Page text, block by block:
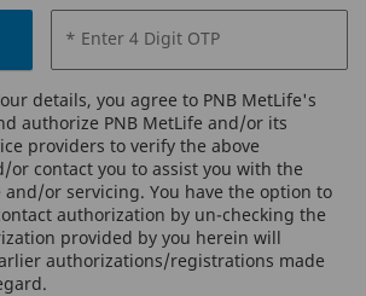
* Enter 4 Digit OTP
details, you agree to PNB MetLife's
authorize PNB MetLife and/or its
providers to verify the above
or contact you to assist you with the
and/or servicing. You have the option to
authorization by un-checking the
provided by you herein will
authorizations/registrations made